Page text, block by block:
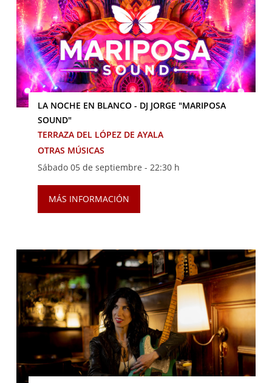
LA NOCHE EN BLANCO - DJ JORGE "MARIPOSA
SOUND"
TERRAZA DEL LÓPEZ DE AYALA
OTRAS MÚSICAS
Sábado 05 de septiembre - 22:30 h
MÁS INFORMACIÓN